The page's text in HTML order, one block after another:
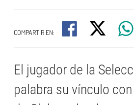
COMPARTIR EN:
El jugador de la
palabra su vínculo